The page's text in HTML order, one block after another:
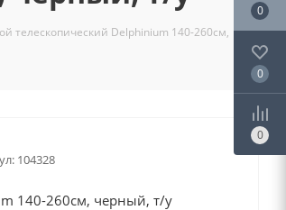
телескопический Delphinium 140-260см,
104328
140-260см, черный, т/у
0
0
0